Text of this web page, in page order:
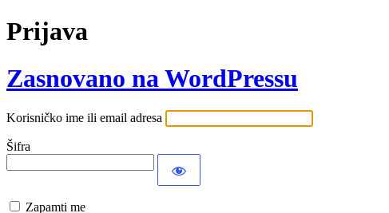
Prijava
Zasnovano na WordPressu
Korisničko ime ili email adresa
Šifra
Zapamti me